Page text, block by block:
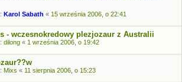
Karol Sabath « 15 września 2006, o 22:41
- wczesnokredowy plezjozaur z Australii
dilong « 1 września 2006, o 19:42
Mixs « 11 sierpnia 2006, o 15:23